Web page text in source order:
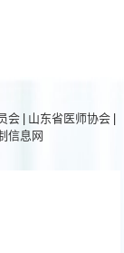
会 | 山东省医师协会 |
信息网